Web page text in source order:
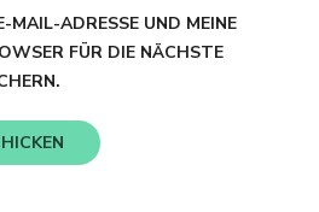
MAIL-ADRESSE UND MEINE
FÜR DIE NÄCHSTE